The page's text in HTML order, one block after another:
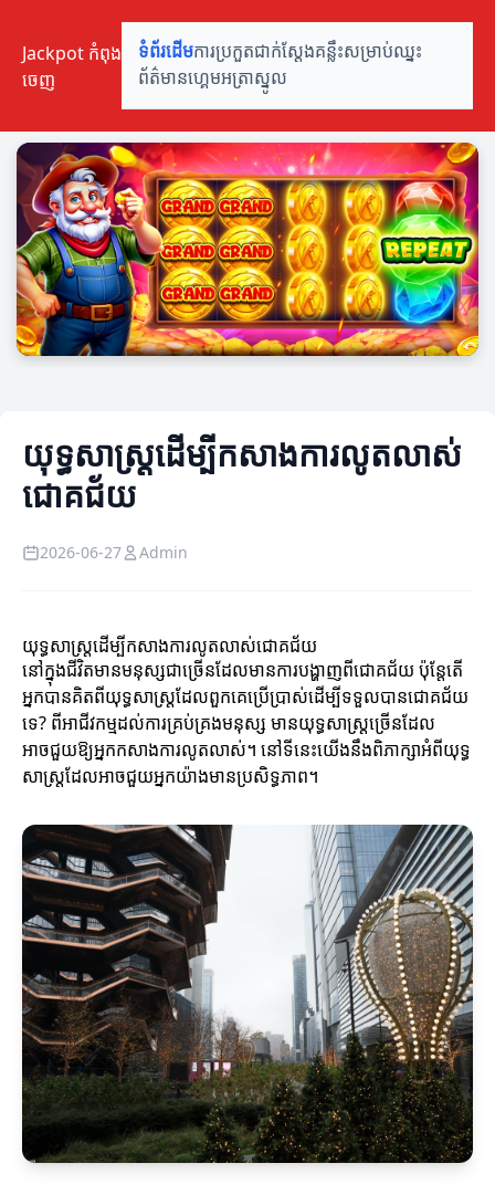
Jackpot កំពុង
ចេញ
ទំព័រដើមការប្រកួតជាក់ស្តែងគន្លឹះសម្រាប់ឈ្នះ
ព័ត៌មានហ្គេមអត្រាស្នូល
យុទ្ធសាស្ត្រដើម្បីកសាងការលូតលាស់
ជោគជ័យ
2026-06-27 Admin
យុទ្ធសាស្ត្រដើម្បីកសាងការលូតលាស់ជោគជ័យ
នៅក្នុងជីវិតមានមនុស្សជាច្រើនដែលមានការបង្ហាញពីជោគជ័យ ប៉ុន្តែតើ
អ្នកបានគិតពីយុទ្ធសាស្ត្រដែលពួកគេប្រើប្រាស់ដើម្បីទទួលបានជោគជ័យ
ទេ? ពីអាជីវកម្មដល់ការគ្រប់គ្រងមនុស្ស មានយុទ្ធសាស្ត្រច្រើនដែល
អាចជួយឱ្យអ្នកកសាងការលូតលាស់។ នៅទីនេះយើងនឹងពិភាក្សាអំពីយុទ្ធ
សាស្ត្រដែលអាចជួយអ្នកយ៉ាងមានប្រសិទ្ធភាព។